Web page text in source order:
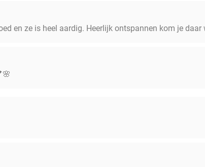
en ze is heel aardig. Heerlijk ontspannen kom je daar